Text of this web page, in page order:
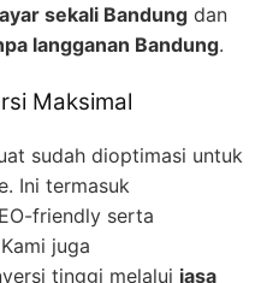
sekali Bandung dan
langganan Bandung.
Maksimal
sudah dioptimasi untuk
Ini termasuk
friendly serta
juga
tinggi melalui jasa